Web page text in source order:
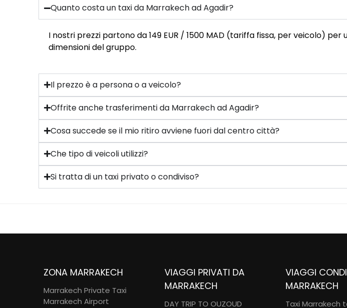
Quanto costa un taxi da Marrakech ad Agadir?
I nostri prezzi partono da 149 EUR / 1500 MAD (tariffa fissa, per veicolo)
dimensioni del gruppo.
Il prezzo è a persona o a veicolo?
Offrite anche trasferimenti da Marrakech ad Agadir?
Cosa succede se il mio ritiro avviene fuori dal centro città?
Che tipo di veicoli utilizzi?
Si tratta di un taxi privato o condiviso?
ZONA MARRAKECH
Marrakech Private Taxi
Marrakech Airport
VIAGGI PRIVATI DA
MARRAKECH
DAY TRIP TO OUZOUD
VIAGGI
MARRAKECH
Taxi Marrakech